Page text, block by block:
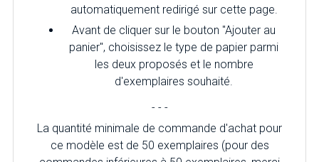
automatiquement redirigé sur cette page.
Avant de cliquer sur le bouton "Ajouter au
panier", choisissez le type de papier parmi
les deux proposés et le nombre
d'exemplaires souhaité.
- - -
La quantité minimale de commande d'achat pour
ce modèle est de 50 exemplaires (pour des